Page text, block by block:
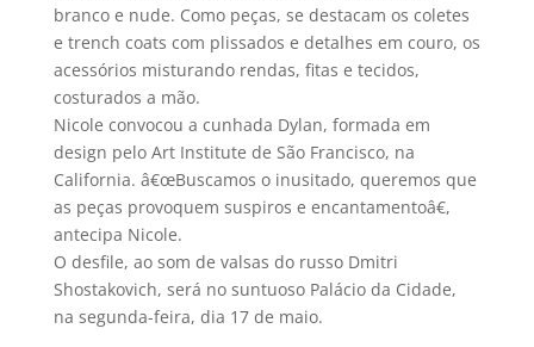
branco e nude. Como peças, se destacam os coletes
e trench coats com plissados e detalhes em couro, os
acessórios misturando rendas, fitas e tecidos,
costurados a mão.
Nicole convocou a cunhada Dylan, formada em
design pelo Art Institute de São Francisco, na
California. â€œBuscamos o inusitado, queremos que
as peças provoquem suspiros e encantamentoâ€,
antecipa Nicole.
O desfile, ao som de valsas do russo Dmitri
Shostakovich, será no suntuoso Palácio da Cidade,
na segunda-feira, dia 17 de maio.